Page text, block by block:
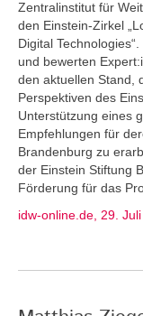
Zentralinstitut für
den Einstein-Zirkel
Digital
und bewerten
den aktuellen Stand,
Perspektiven des
Unterstützung eines
Empfehlungen für
Brandenburg zu
der Einstein Stiftung
Förderung für das
idw-online.de, 29.